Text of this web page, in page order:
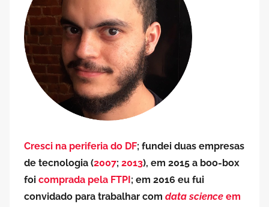
Cresci na periferia do DF; fundei duas empresas
de tecnologia (2007; 2013), em 2015 a boo-box
foi comprada pela FTPI ; em 2016 eu fui
convidado para trabalhar com data science em